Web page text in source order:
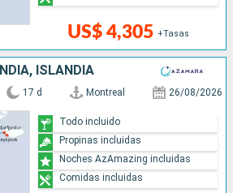
US$ 4,305 +Tasas
ISLANDIA
17 d Montreal 26/08/2026
Todo incluido
Propinas incluidas
Noches AzAmazing incluidas
Comidas incluidas